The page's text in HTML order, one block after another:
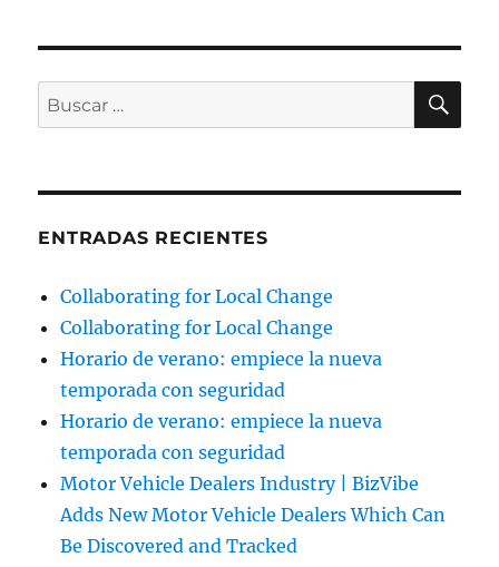
Buscar
por:
ENTRADAS RECIENTES
Collaborating for Local Change
Collaborating for Local Change
Horario de verano: empiece la nueva
temporada con seguridad
Horario de verano: empiece la nueva
temporada con seguridad
Motor Vehicle Dealers Industry | BizVibe
Adds New Motor Vehicle Dealers Which Can
Be Discovered and Tracked